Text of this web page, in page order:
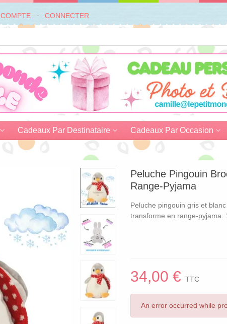
CONNECTER
Cadeaux Par Destinataire Cadeaux Par Occasion
Peluche Pingouin
Range-Pyjama
Peluche pingouin gris et
transforme en range-pyjama.
34,00 € TTC
An error occurred while